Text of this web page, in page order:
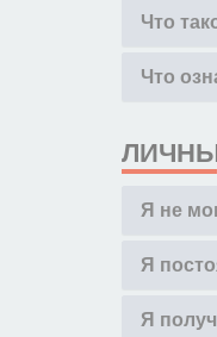
Что
Что
Я не
Я
Я